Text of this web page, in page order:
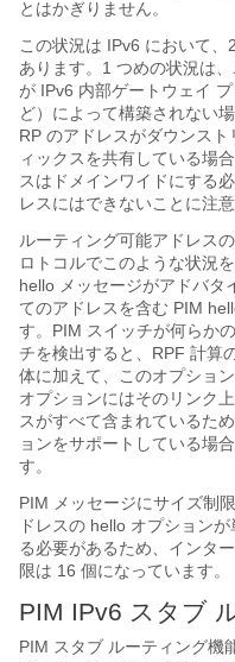
とはかぎりません。
この状況は IPv6 において
あります。1 つめの状況は
が IPv6 内部ゲートウェイ
ど）によって構築されない
RP のアドレスがダウンス
ィックスを共有している場
スはドメインワイドにする
レスにはできないことに注
ルーティング可能アドレス
ロトコルでこのような状況
hello メッセージがアドバタ
てのアドレスを含む PIM
す。PIM スイッチが何らか
チを検出すると、RPF 計算
体に加えて、このオプショ
オプションにはそのリンク
スがすべて含まれているた
ョンをサポートしている場
す。
PIM メッセージにサイズ制
ドレスの hello オプション
る必要があるため、インタ
限は 16 個になっています。
PIM IPv6 スタブ
PIM スタブ ルーティング機